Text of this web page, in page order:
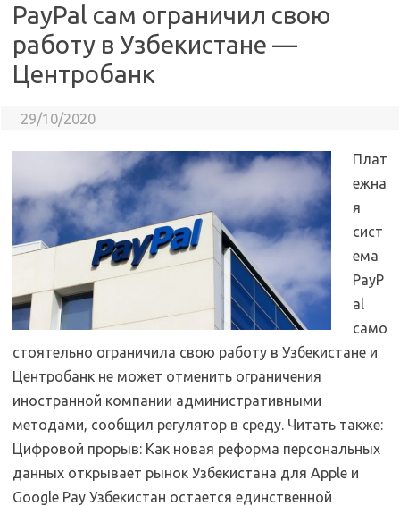
PayPal сам ограничил свою
работу в Узбекистане —
Центробанк
29/10/2020
Плат
ежна
я
сист
ема
PayP
al
само
стоятельно ограничила свою работу в Узбекистане и
Центробанк не может отменить ограничения
иностранной компании административными
методами, сообщил регулятор в среду. Читать также:
Цифровой прорыв: Как новая реформа персональных
данных открывает рынок Узбекистана для Apple и
Google Pay Узбекистан остается единственной